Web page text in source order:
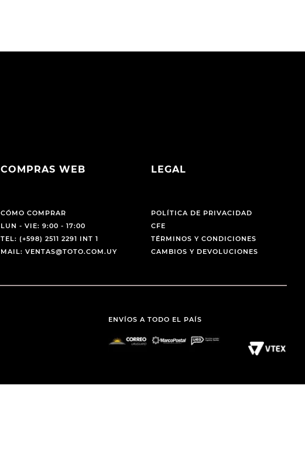
COMPRAS WEB
CÓMO COMPRAR
LUN - VIE: 9:00 - 17:00
TEL: (+598) 2511 2291 INT 1
MAIL: VENTAS@TOTO.COM.UY
LEGAL
POLÍTICA DE PRIVACIDAD
CFE
TÉRMINOS Y CONDICIONES
CAMBIOS Y DEVOLUCIONES
ENVÍOS A TODO EL PAÍS